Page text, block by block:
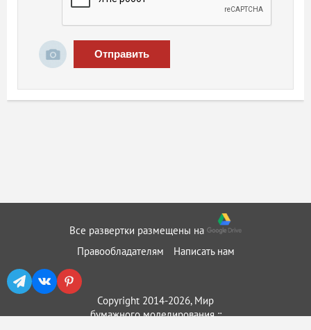
Отправить
Все развертки размещены на
Правообладателям
Написать нам
Copyright 2014-2026, Мир
бумажного моделирования ::